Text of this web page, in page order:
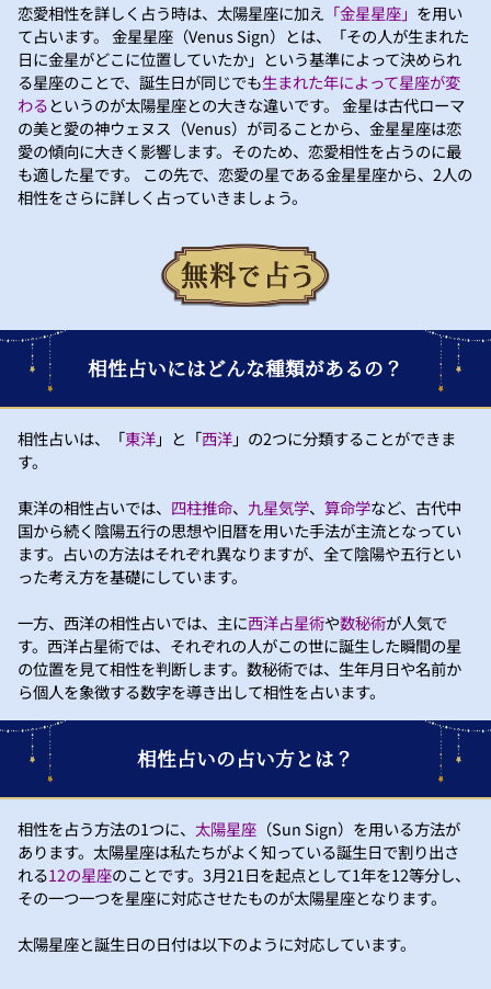
恋愛相性を詳しく占う時は、太陽星座に加え 「金星星座」 を用い
て占います。 金星星座（Venus Sign）とは、「その人が生まれた
日に金星がどこに位置していたか」という基準によって決められ
る星座のことで、誕生日が同じでも生まれた年によって星座が変
わるというのが太陽星座との大きな違いです。 金星は古代ローマ
の美と愛の神ウェヌス（Venus）が司ることから、金星星座は恋
愛の傾向に大きく影響します。そのため、恋愛相性を占うのに最
も適した星です。 この先で、恋愛の星である金星星座から、2人の
相性をさらに詳しく占っていきましょう。
相性占いにはどんな種類があるの？
相性占いは、「東洋」と「西洋」の2つに分類することができま
す。
東洋の相性占いでは、 四柱推命、 九星気学、 算命学など、古代中
国から続く陰陽五行の思想や旧暦を用いた手法が主流となってい
ます。占いの方法はそれぞれ異なりますが、全て陰陽や五行とい
った考え方を基礎にしています。
一方、西洋の相性占いでは、主に西洋占星術や数秘術が人気で
す。西洋占星術では、それぞれの人がこの世に誕生した瞬間の星
の位置を見て相性を判断します。数秘術では、生年月日や名前か
ら個人を象徴する数字を導き出して相性を占います。
相性占いの占い方とは？
相性を占う方法の1つに、 太陽星座 （Sun Sign）を用いる方法が
あります。太陽星座は私たちがよく知っている誕生日で割り出さ
れる12の星座のことです。3月21日を起点として1年を12等分し、
その一つ一つを星座に対応させたものが太陽星座となります。
太陽星座と誕生日の日付は以下のように対応しています。